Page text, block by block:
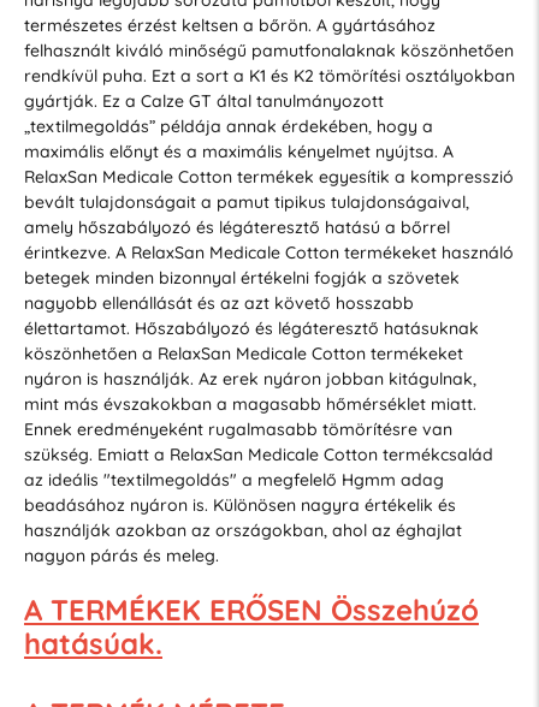
természetes érzést keltsen a bőrön. A gyártásához
felhasznált kiváló minőségű pamutfonalaknak köszönhetően
rendkívül puha. Ezt a sort a K1 és K2 tömörítési osztályokban
gyártják. Ez a Calze GT által tanulmányozott
„textilmegoldás” példája annak érdekében, hogy a
maximális előnyt és a maximális kényelmet nyújtsa. A
RelaxSan Medicale Cotton termékek egyesítik a kompresszió
bevált tulajdonságait a pamut tipikus tulajdonságaival,
amely hőszabályozó és légáteresztő hatású a bőrrel
érintkezve. A RelaxSan Medicale Cotton termékeket használó
betegek minden bizonnyal értékelni fogják a szövetek
nagyobb ellenállását és az azt követő hosszabb
élettartamot. Hőszabályozó és légáteresztő hatásuknak
köszönhetően a RelaxSan Medicale Cotton termékeket
nyáron is használják. Az erek nyáron jobban kitágulnak,
mint más évszakokban a magasabb hőmérséklet miatt.
Ennek eredményeként rugalmasabb tömörítésre van
szükség. Emiatt a RelaxSan Medicale Cotton termékcsalád
az ideális "textilmegoldás" a megfelelő Hgmm adag
beadásához nyáron is. Különösen nagyra értékelik és
használják azokban az országokban, ahol az éghajlat
nagyon párás és meleg.
A TERMÉKEK ERŐSEN Összehúzó
hatásúak.